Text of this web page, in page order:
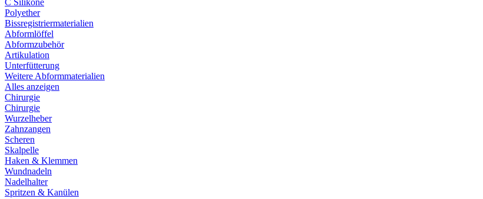
C Silikone
Polyether
Bissregistriermaterialien
Abformlöffel
Abformzubehör
Artikulation
Unterfütterung
Weitere Abformmaterialien
Alles anzeigen
Chirurgie
Chirurgie
Wurzelheber
Zahnzangen
Scheren
Skalpelle
Haken & Klemmen
Wundnadeln
Nadelhalter
Spritzen & Kanülen